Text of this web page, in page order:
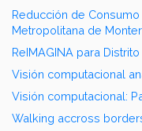
Reducción de
Metropolitana de
ReIMAGINA para
Visión computacional
Visión computacional:
Walking accross